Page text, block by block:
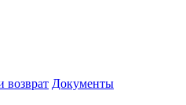
возврат Документы